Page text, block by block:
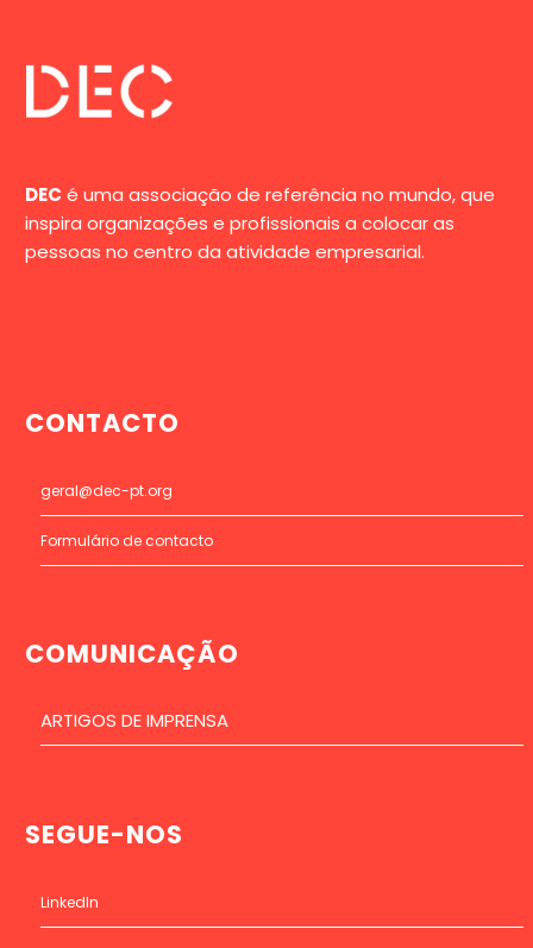
DEC é uma associação de referência no mundo, que
inspira organizações e profissionais a colocar as
pessoas no centro da atividade empresarial.
CONTACTO
geral@dec-pt.org
Formulário de contacto
COMUNICAÇÃO
ARTIGOS DE IMPRENSA
SEGUE-NOS
LinkedIn